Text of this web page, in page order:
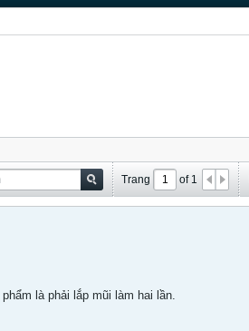
Trang of 1
là phải lắp mũi làm hai lần.